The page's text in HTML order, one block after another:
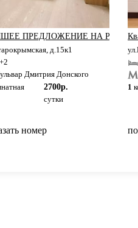
ПРЕДЛОЖЕНИЕ НА РАЙОНЕ
д.15к1
Дмитрия Донского
2700р.
сутки
номер
1